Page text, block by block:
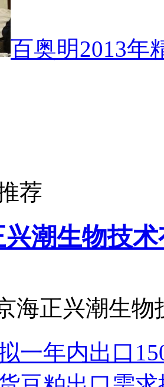
百奥明2013年
荐
潮生物技
海正兴潮生物
一年内出口